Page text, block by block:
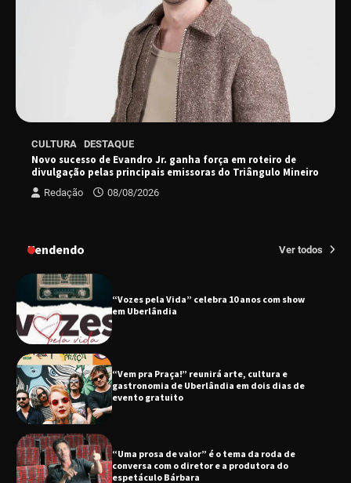
CULTURA DESTAQUE
Novo sucesso de Evandro Jr. ganha força em roteiro de
divulgação pelas principais emissoras do Triângulo Mineiro
Redação 08/08/2026
Tendendo Ver todos
Uberlândia recebe em agosto turnê de 30 anos
do Grupo Soweto
EMCANTAR estreia espetáculo de lançamento
do novo álbum Abraço no Planeta
“Vozes pela Vida” celebra 10 anos com show
em Uberlândia
“Vem pra Praça!” reunirá arte, cultura e
gastronomia de Uberlândia em dois dias de
evento gratuito
“Uma prosa de valor” é o tema da roda de
conversa com o diretor e a produtora do
espetáculo Bárbara